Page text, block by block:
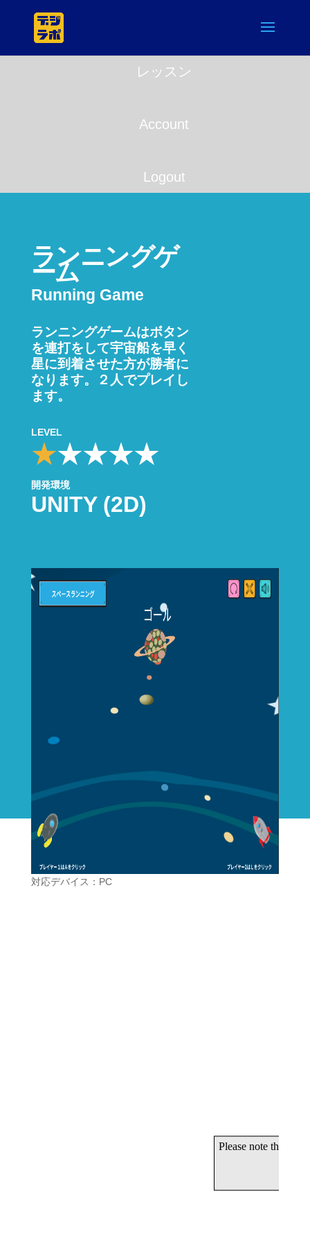
レッスン
Account
Logout
ランニングゲ
ーム
Running Game
ランニングゲームはボタン
を連打をして宇宙船を早く
星に到着させた方が勝者に
なります。２人でプレイし
ます。
LEVEL
開発環境
UNITY (2D)
対応デバイス：PC